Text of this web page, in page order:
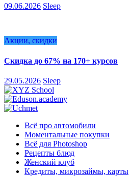
09.06.2026 Sleep
Акции, скидки
Скидка до 67% на 170+ курсов
29.05.2026 Sleep
Всё про автомобили
Моментальные покупки
Всё для Photoshop
Рецепты блюд
Женский клуб
Кредиты, микрозаймы, карты